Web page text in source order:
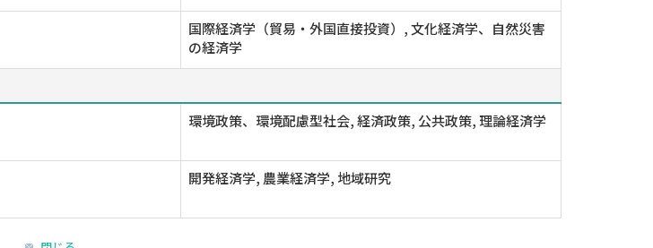
国際経済学（貿易・外国直接投資）, 文化経済学、自然災害
の経済学
環境政策、環境配慮型社会, 経済政策, 公共政策, 理論経済学
開発経済学, 農業経済学, 地域研究